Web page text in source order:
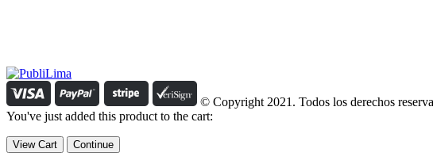
© Copyright 2021. Todos los derechos
You've just added this product to the cart:
View Cart Continue